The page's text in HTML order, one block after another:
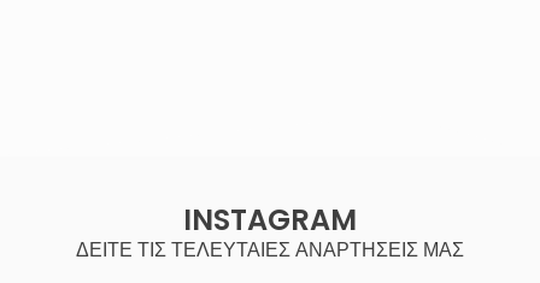
INSTAGRAM
ΔΕΙΤΕ ΤΙΣ ΤΕΛΕΥΤΑΙΕΣ ΑΝΑΡΤΗΣΕΙΣ ΜΑΣ